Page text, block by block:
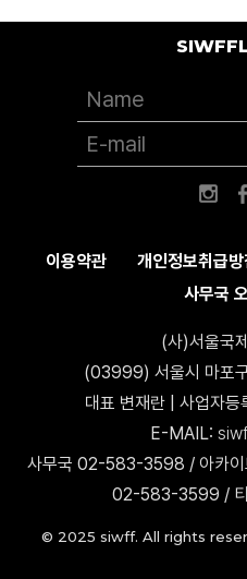
이용약관 개인정보취급방
사무국
(사)서울국
(03999) 서울시 마포
대표 변재란 | 사업자
E-MAIL:
사무국 02-583-3598 / 아카
02-583-3599 /
© 2025 siwff. All rights